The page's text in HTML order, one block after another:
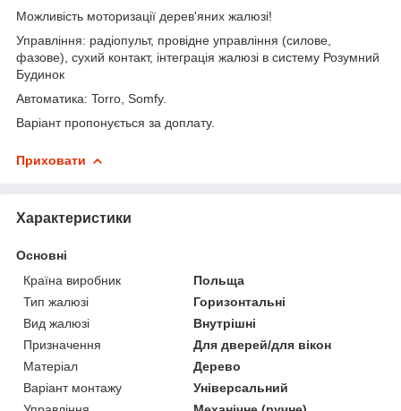
Можливість моторизації дерев'яних жалюзі!
Управління: радіопульт, провідне управління (силове,
фазове), сухий контакт, інтеграція жалюзі в систему Розумний
Будинок
Автоматика: Torro, Somfy.
Варіант пропонується за доплату.
Приховати
Характеристики
Основні
Країна виробник
Польща
Тип жалюзі
Горизонтальні
Вид жалюзі
Внутрішні
Призначення
Для дверей/для вікон
Матеріал
Дерево
Варіант монтажу
Універсальний